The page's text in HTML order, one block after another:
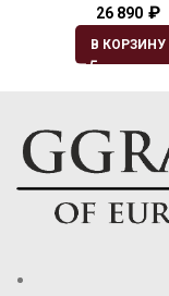
26 890 ₽
В КОРЗИНУ